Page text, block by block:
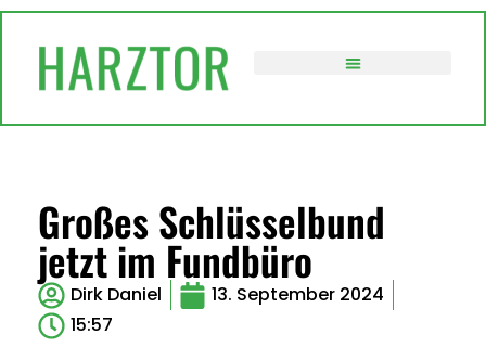
Großes Schlüsselbund
jetzt im Fundbüro
Dirk Daniel
13. September 2024
15:57